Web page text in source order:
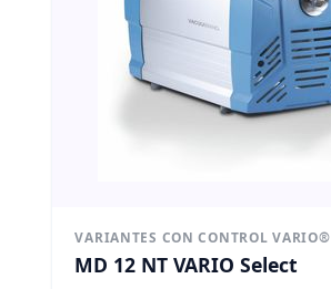
VARIANTES CON CONTROL VARIO®
MD 12 NT VARIO Select